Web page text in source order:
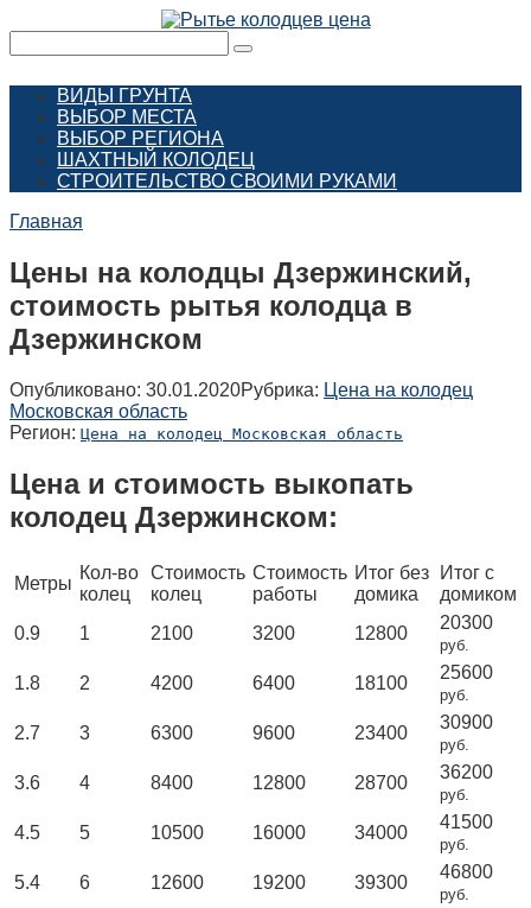
контенту
ВИДЫ ГРУНТА
ВЫБОР МЕСТА
ВЫБОР РЕГИОНА
ШАХТНЫЙ КОЛОДЕЦ
СТРОИТЕЛЬСТВО СВОИМИ РУКАМИ
Главная
Цены на колодцы Дзержинский,
стоимость рытья колодца в
Дзержинском
Опубликовано: 30.01.2020Рубрика: Цена на колодец
Московская область
Регион: Цена на колодец Московская область
Цена и стоимость выкопать
колодец Дзержинском:
Метры
Кол-во
колец
Стоимость
колец
Стоимость
работы
Итог без
домика
Итог с
домиком
0.9
1 2100 3200 12800
20300
руб.
1.8 2 4200 6400 18100
25600
руб.
2.7 3 6300 9600 23400
30900
руб.
3.6 4 8400 12800 28700
36200
руб.
4.5 5 10500 16000 34000
41500
руб.
5.4 6 12600 19200 39300
46800
руб.